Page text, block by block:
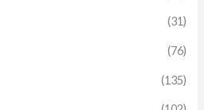
(31)
(76)
(135)